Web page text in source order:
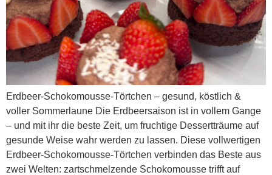
Erdbeer-Schokomousse-Törtchen – gesund, köstlich &
voller Sommerlaune​ Die Erdbeersaison ist in vollem Gange
– und mit ihr die beste Zeit, um fruchtige Dessertträume auf
gesunde Weise wahr werden zu lassen. Diese vollwertigen
Erdbeer-Schokomousse-Törtchen verbinden das Beste aus
zwei Welten: zartschmelzende Schokomousse trifft auf